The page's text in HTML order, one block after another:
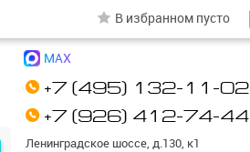
+7 (495) 132-11-02
+7 (926) 412-74-44
Ленинградское шоссе, д.130, к1
MAX
В избранном пусто